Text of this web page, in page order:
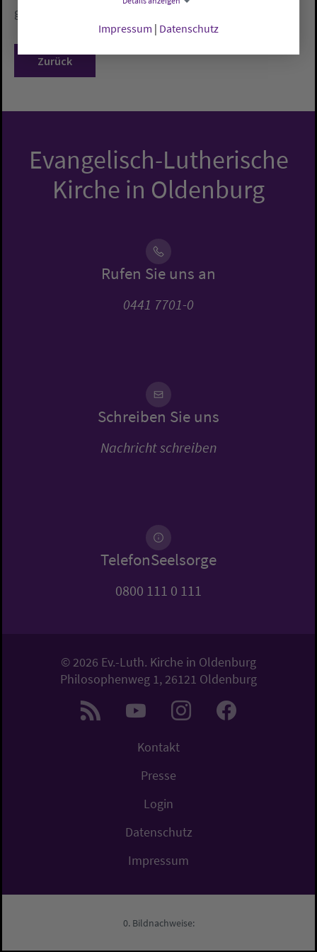
geäußert.
Zurück
Evangelisch-Lutherische
Kirche in Oldenburg
Rufen Sie uns an
0441 7701-0
Schreiben Sie uns
Nachricht schreiben
TelefonSeelsorge
0800 111 0 111
© 2026 Ev.-Luth. Kirche in Oldenburg
Philosophenweg 1, 26121 Oldenburg
Kontakt
Presse
Login
Datenschutz
Impressum
Bildnachweise:
Impressum | Datenschutz